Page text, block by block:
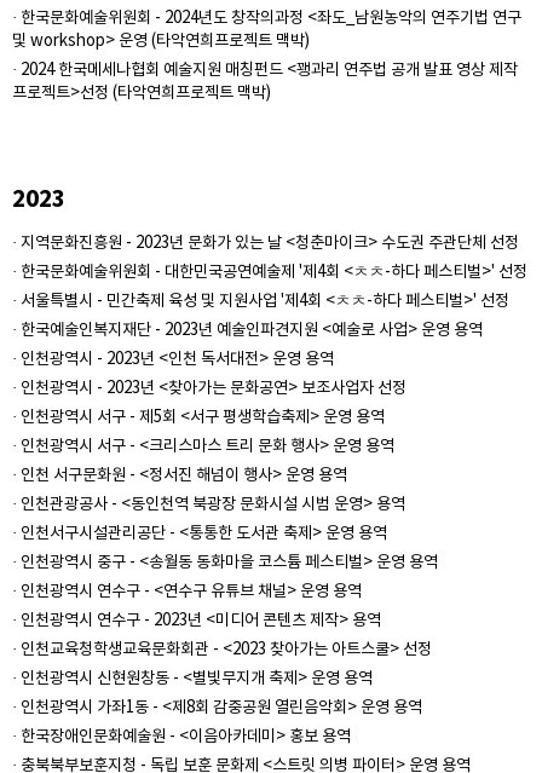
· 한국문화예술위원회 - 2024년도 창작의과정 <좌도_남원농악의 연주기법 연구
및 workshop> 운영 (타악연희프로젝트 맥박)
· 2024 한국메세나협회 예술지원 매칭펀드 <꽹과리 연주법 공개 발표 영상 제작
프로젝트>선정 (타악연희프로젝트 맥박)
2023
· 지역문화진흥원 - 2023년 문화가 있는 날 <청춘마이크> 수도권 주관단체 선정
· 한국문화예술위원회 - 대한민국공연예술제 '제4회 <ㅊㅊ-하다 페스티벌>' 선정
· 서울특별시 - 민간축제 육성 및 지원사업 '제4회 <ㅊㅊ-하다 페스티벌>' 선정
· 한국예술인복지재단 - 2023년 예술인파견지원 <예술로 사업> 운영 용역
· 인천광역시 - 2023년 <인천 독서대전> 운영 용역
· 인천광역시 - 2023년 <찾아가는 문화공연> 보조사업자 선정
· 인천광역시 서구 - 제5회 <서구 평생학습축제> 운영 용역
· 인천광역시 서구 - <크리스마스 트리 문화 행사> 운영 용역
· 인천 서구문화원 - <정서진 해넘이 행사> 운영 용역
· 인천관광공사 - <동인천역 북광장 문화시설 시범 운영> 용역
· 인천서구시설관리공단 - <통통한 도서관 축제> 운영 용역
· 인천광역시 중구 - <송월동 동화마을 코스튬 페스티벌> 운영 용역
· 인천광역시 연수구 - <연수구 유튜브 채널> 운영 용역
· 인천광역시 연수구 - 2023년 <미디어 콘텐츠 제작> 용역
· 인천교육청학생교육문화회관 - <2023 찾아가는 아트스쿨> 선정
· 인천광역시 신현원창동 - <별빛무지개 축제> 운영 용역
· 인천광역시 가좌1동 - <제8회 감중공원 열린음악회> 운영 용역
· 한국장애인문화예술원 - <이음아카데미> 홍보 용역
· 충북북부보훈지청 - 독립 보훈 문화제 <스트릿 의병 파이터> 운영 용역